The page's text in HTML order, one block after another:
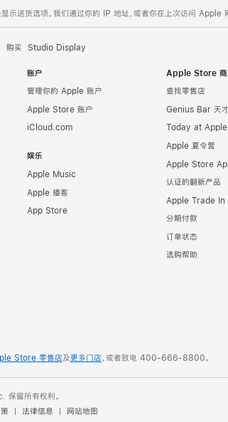
示送货选项。我们通过你的 IP 地址，或者你在上次访问 Apple
购买 Studio Display
账户
管理你的 Apple 账户
Apple Store 账户
iCloud.com
娱乐
Apple Music
Apple 播客
App Store
Apple Store 商
查找零售店
Genius Bar 天
Today at Apple
Apple 夏令营
Apple Store
认证的翻新产品
Apple Trade In
分期付款
订单状态
选购帮助
Store 零售店及更多门店，或者致电 400-666-8800。
留所有权利。
法律信息 网站地图